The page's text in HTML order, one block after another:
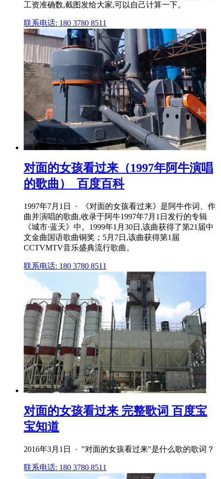
工资准确数,截图发给大家,可以自己计算一下。
联系电话: 180 3780 8511
对面的女孩看过来（1997年阿牛演唱
的歌曲）_百度百科
1997年7月1日 · 《对面的女孩看过来》是阿牛作词、作
曲并演唱的歌曲,收录于阿牛1997年7月1日发行的专辑
《城市·蓝天》中。1999年1月30日,该曲获得了第21届中
文金曲国语歌曲铜奖；5月7日,该曲获得第1届
CCTVMTV音乐盛典流行歌曲。
联系电话: 180 3780 8511
对面的女孩看过来 完整歌词 百度宝
宝知道
2016年3月1日 · "对面的女孩看过来"是什么歌的歌词？
联系电话: 180 3780 8511